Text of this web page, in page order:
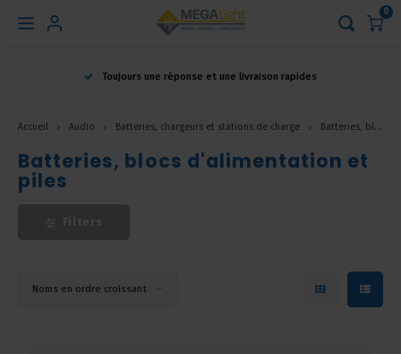
Hoofdmenu
English
0
Toujours une réponse et une livraison rapides
Accueil Audio Batteries, chargeurs et stations de charge Batteries, blocs d'alimentation et piles
Batteries, blocs d'alimentation et
piles
Noms en ordre croissant